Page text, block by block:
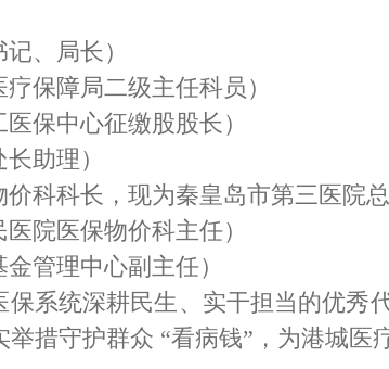
、局长）
保障局二级主任科员）
保中心征缴股股长）
助理）
科科长，现为秦皇岛市第三医院总
院医保物价科主任）
管理中心副主任）
系统深耕民生、实干担当的优秀
措守护群众 “看病钱”，为港城医